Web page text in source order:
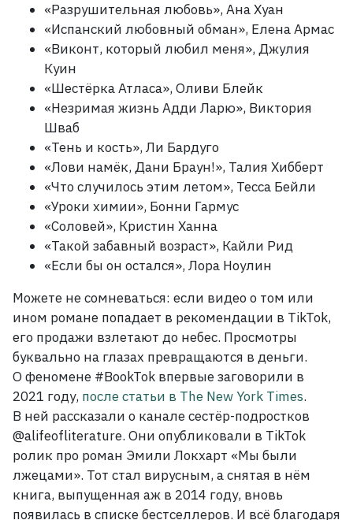
«Разрушительная любовь», Ана Хуан
«Испанский любовный обман», Елена Армас
«Виконт, который любил меня», Джулия
Куин
«Шестёрка Атласа», Оливи Блейк
«Незримая жизнь Адди Ларю», Виктория
Шваб
«Тень и кость», Ли Бардуго
«Лови намёк, Дани Браун!», Талия Хибберт
«Что случилось этим летом», Тесса Бейли
«Уроки химии», Бонни Гармус
«Соловей», Кристин Ханна
«Такой забавный возраст», Кайли Рид
«Если бы он остался», Лора Ноулин
Можете не сомневаться: если видео о том или
ином романе попадает в рекомендации в TikTok,
его продажи взлетают до небес. Просмотры
буквально на глазах превращаются в деньги.
О феномене #BookTok впервые заговорили в
2021 году, после статьи в The New York Times.
В ней рассказали о канале сестёр-подростков
@alifeofliterature. Они опубликовали в TikTok
ролик про роман Эмили Локхарт «Мы были
лжецами». Тот стал вирусным, а снятая в нём
книга, выпущенная аж в 2014 году, вновь
появилась в списке бестселлеров. И всё благодаря